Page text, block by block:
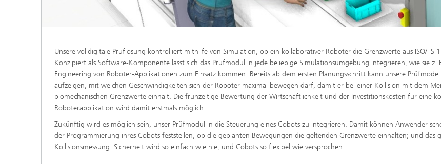
Unsere volldigitale Prüflösung kontrolliert mithilfe von Simulation, ob ein kollaborativer Roboter die Grenzwerte aus ISO/TS
Konzipiert als Software-Komponente lässt sich das Prüfmodul in jede beliebige Simulationsumgebung integrieren, wie sie z.
Engineering von Roboter-Applikationen zum Einsatz kommen. Bereits ab dem ersten Planungsschritt kann unsere
aufzeigen, mit welchen Geschwindigkeiten sich der Roboter maximal bewegen darf, damit er bei einer Kollision mit dem
biomechanischen Grenzwerte einhält. Die frühzeitige Bewertung der Wirtschaftlichkeit und der Investitionskosten für eine
Roboterapplikation wird damit erstmals möglich.
Zukünftig wird es möglich sein, unser Prüfmodul in die Steuerung eines Cobots zu integrieren. Damit können Anwender
der Programmierung ihres Cobots feststellen, ob die geplanten Bewegungen die geltenden Grenzwerte einhalten; und das
Kollisionsmessung. Sicherheit wird so einfach wie nie, und Cobots so flexibel wie versprochen.